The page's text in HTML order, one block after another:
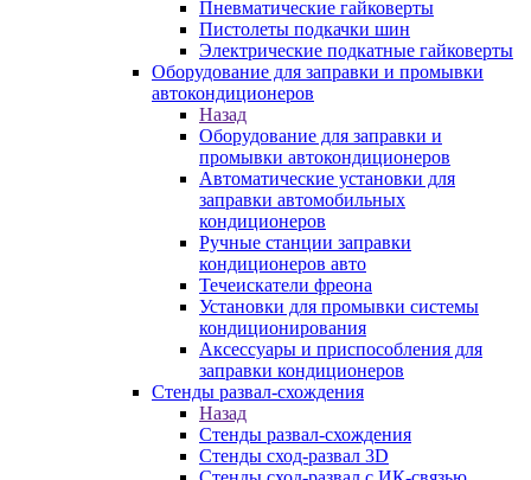
Пневматические гайковерты
Пистолеты подкачки шин
Электрические подкатные гайковерты
Оборудование для заправки и промывки
автокондиционеров
Назад
Оборудование для заправки и
промывки автокондиционеров
Автоматические установки для
заправки автомобильных
кондиционеров
Ручные станции заправки
кондиционеров авто
Течеискатели фреона
Установки для промывки системы
кондиционирования
Аксессуары и приспособления для
заправки кондиционеров
Стенды развал-схождения
Назад
Стенды развал-схождения
Стенды сход-развал 3D